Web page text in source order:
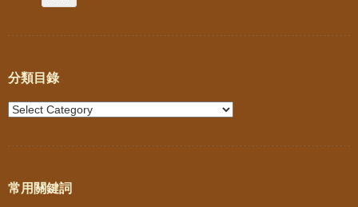
分類目錄
常用關鍵詞